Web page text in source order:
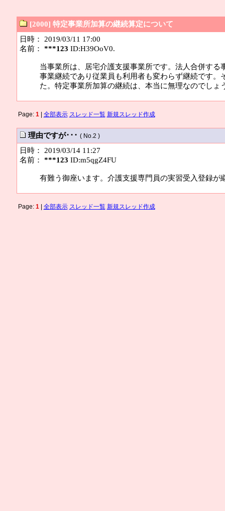
[2000] 特定事業所加算の継続算定について
日時： 2019/03/11 17:00
名前： ***123 ID:H39OoV0.
当事業所は、居宅介護支援事業所です。法人合併す
事業継続であり従業員も利用者も変わらず継続です
た。特定事業所加算の継続は、本当に無理なのでしょ
Page: 1| 全部表示 スレッド一覧 新規スレッド作成
理由ですが･･･ ( No.2 )
日時： 2019/03/14 11:27
名前： ***123 ID:m5qgZ4FU
有難う御座います。介護支援専門員の実習受入登録が
Page: 1| 全部表示 スレッド一覧 新規スレッド作成